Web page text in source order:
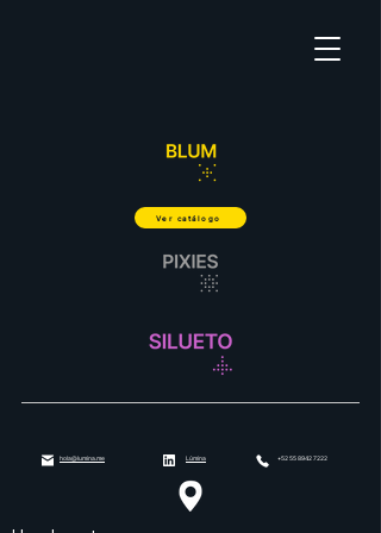
Ver catálogo
hola@lumina.me Lúmina +52 55 8942 7222